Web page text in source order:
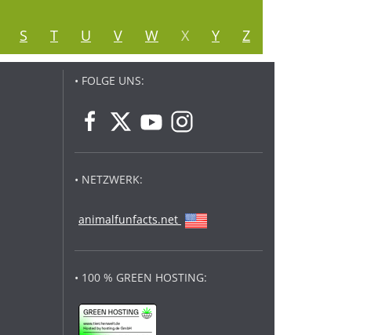
S T U V W X Y Z
• FOLGE UNS:
• NETZWERK:
animalfunfacts.net
• 100 % GREEN HOSTING: